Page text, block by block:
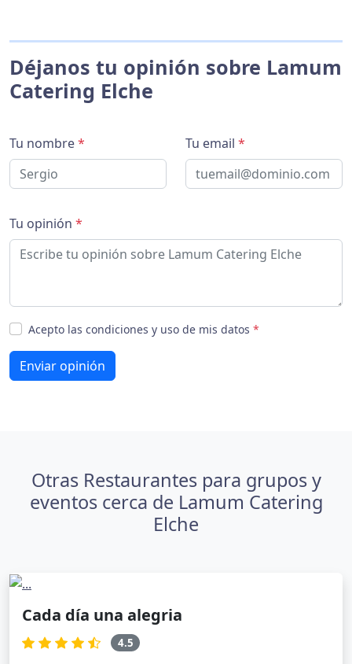
Déjanos tu opinión sobre Lamum
Catering Elche
Tu nombre* Tu email *
Tu opinión *
Acepto las condiciones y uso de mis datos *
Enviar opinión
Otras Restaurantes para grupos y
eventos cerca de Lamum Catering
Elche
Cada día una alegria
4.5